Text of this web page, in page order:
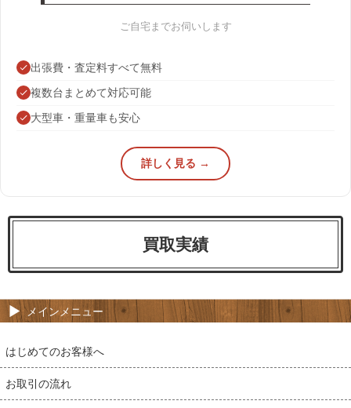
ご自宅までお伺いします
出張費・査定料すべて無料
複数台まとめて対応可能
大型車・重量車も安心
詳しく見る →
買取実績
メインメニュー
はじめてのお客様へ
お取引の流れ